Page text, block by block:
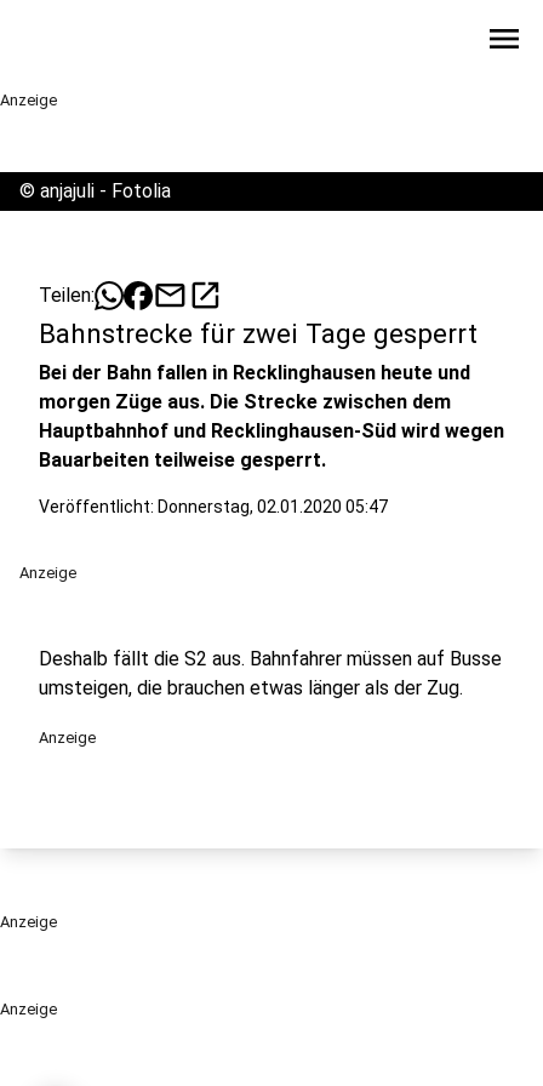
menu
Anzeige
Anzeige
© anjajuli - Fotolia
Teilen: mailopen_in_new
Bahnstrecke für zwei Tage gesperrt
Bei der Bahn fallen in Recklinghausen heute und
morgen Züge aus. Die Strecke zwischen dem
Hauptbahnhof und Recklinghausen-Süd wird wegen
Bauarbeiten teilweise gesperrt.
Veröffentlicht: Donnerstag, 02.01.2020 05:47
Anzeige
Deshalb fällt die S2 aus. Bahnfahrer müssen auf Busse
umsteigen, die brauchen etwas länger als der Zug.
Anzeige
Anzeige